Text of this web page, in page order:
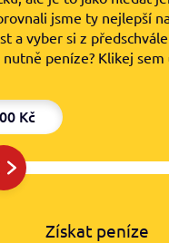
jsme ty nejlepší
a vyber si z
nutně peníze? Klikej
Kč
Získat peníze